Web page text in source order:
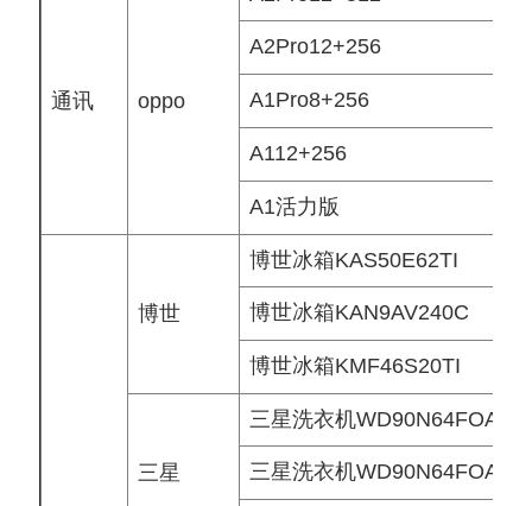
通讯 oppo
A2Pro12+256
A1Pro8+256
A112+256
A1活力版
博世
博世冰箱KAS50E62TI
博世冰箱KAN9AV240C
博世冰箱KMF46S20TI
三星
三星洗衣机WD90N64FOAQ/
三星洗衣机WD90N64FOAX/